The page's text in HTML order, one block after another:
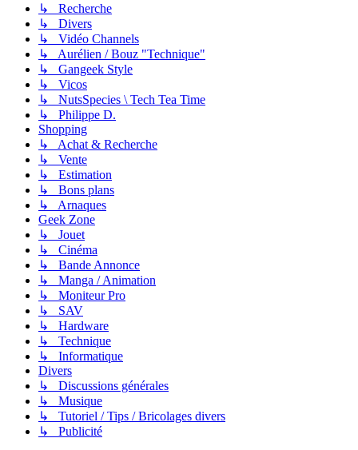
↳ Recherche
↳ Divers
↳ Vidéo Channels
↳ Aurélien / Bouz "Technique"
↳ Gangeek Style
↳ Vicos
↳ NutsSpecies \ Tech Tea Time
↳ Philippe D.
Shopping
↳ Achat & Recherche
↳ Vente
↳ Estimation
↳ Bons plans
↳ Arnaques
Geek Zone
↳ Jouet
↳ Cinéma
↳ Bande Annonce
↳ Manga / Animation
↳ Moniteur Pro
↳ SAV
↳ Hardware
↳ Technique
↳ Informatique
Divers
↳ Discussions générales
↳ Musique
↳ Tutoriel / Tips / Bricolages divers
↳ Publicité